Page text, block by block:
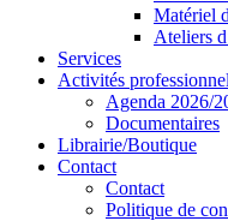
Matériel
Ateliers
Services
Activités
Agenda 2026/
Documentaires
Librairie/Boutique
Contact
Contact
Politique de